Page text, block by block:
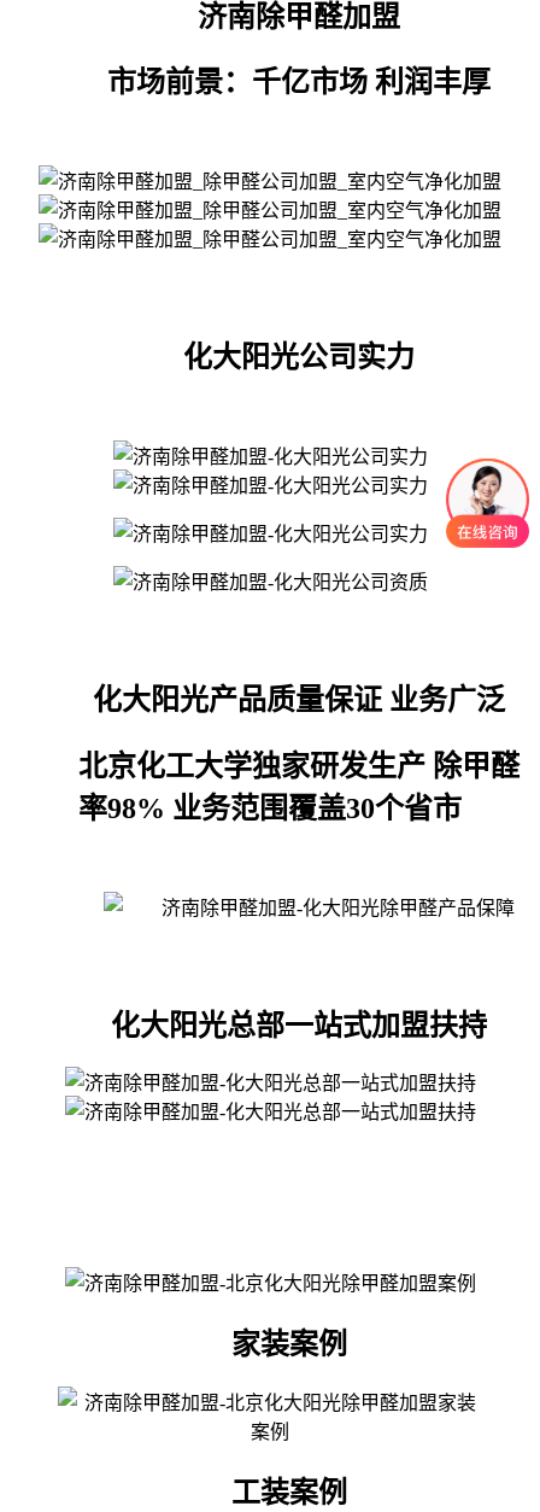
济南除甲醛加盟
市场前景：千亿市场 利润丰厚
化大阳光公司实力
化大阳光产品质量保证 业务广泛
北京化工大学独家研发生产 除甲醛
率98% 业务范围覆盖30个省市
化大阳光总部一站式加盟扶持
家装案例
工装案例